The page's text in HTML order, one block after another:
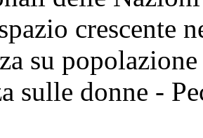
crescente
su
sulle donne -